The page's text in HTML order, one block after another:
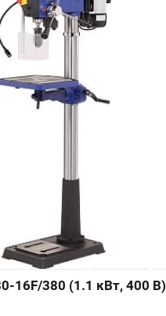
16F/380 (1.1 кВт, 400 В)